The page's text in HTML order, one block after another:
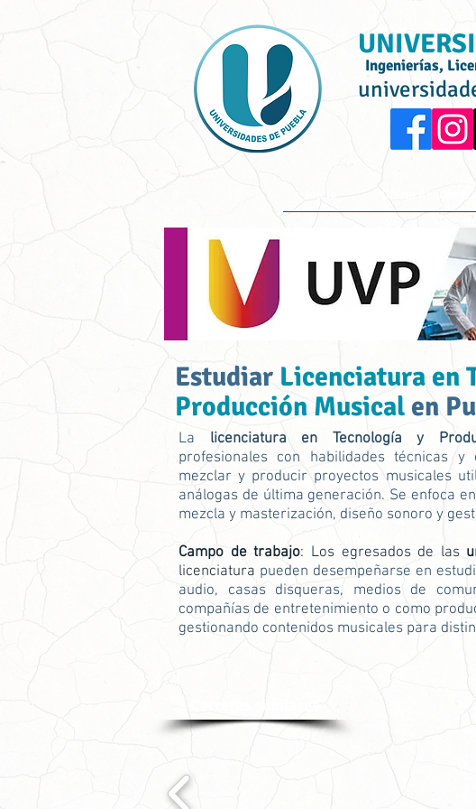
Ingenierías,
Estudiar Licenciatura en
Producción Musical en
La licenciatura en Tecnología y
profesionales con habilidades técnicas y
mezclar y producir proyectos musicales
análogas de última generación. Se enfoca
mezcla y masterización, diseño sonoro y
Campo de trabajo: Los egresados de las
licenciatura pueden desempeñarse en
audio, casas disqueras, medios de
compañías de entretenimiento o como
gestionando contenidos musicales para